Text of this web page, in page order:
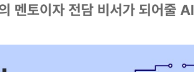
멘토이자 전담 비서가 되어줄 AI